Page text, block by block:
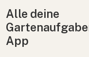
Alle deine
App